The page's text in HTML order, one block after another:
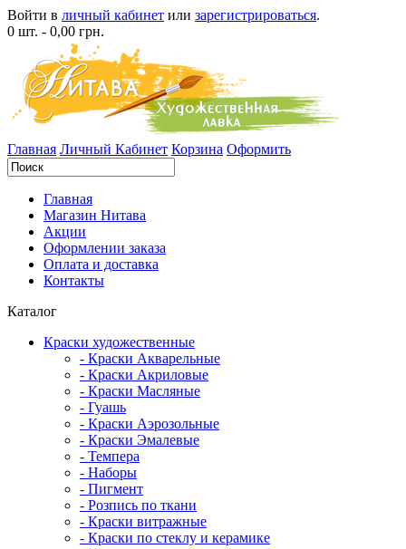
Войти в личный кабинет или зарегистрироваться.
0 шт. - 0,00 грн.
Главная Личный Кабинет Корзина Оформить
Главная
Магазин Нитава
Акции
Оформлении заказа
Оплата и доставка
Контакты
Каталог
Краски художественные
- Краски Акварельные
- Краски Акриловые
- Краски Масляные
- Гуашь
- Краски Аэрозольные
- Краски Эмалевые
- Темпера
- Наборы
- Пигмент
- Розпись по ткани
- Краски витражные
- Краски по стеклу и керамике